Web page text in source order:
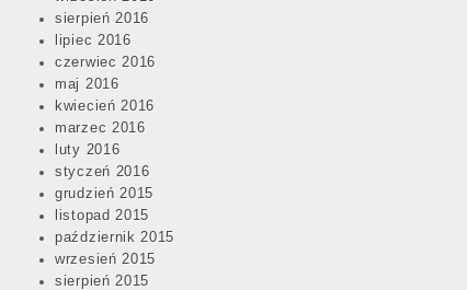
sierpień 2016
lipiec 2016
czerwiec 2016
maj 2016
kwiecień 2016
marzec 2016
luty 2016
styczeń 2016
grudzień 2015
listopad 2015
październik 2015
wrzesień 2015
sierpień 2015